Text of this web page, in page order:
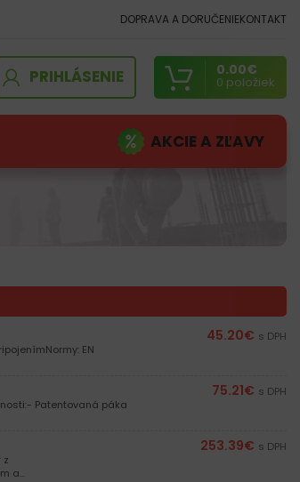
DOPRAVA A DORUČENIEKONTAKT
PRIHLÁSENIE 0 položiek
0.00€
AKCIE A ZĽAVY
EN
45.20€ s DPH
Patentovaná páka
75.21€ s DPH
z
a…
253.39€ s DPH